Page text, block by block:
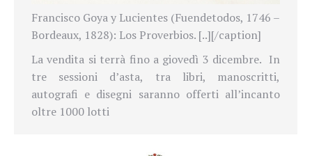
Francisco Goya y Lucientes (Fuendetodos, 1746 –
Bordeaux, 1828): Los Proverbios. [..][/caption]
La vendita si terrà fino a giovedì 3 dicembre. In
tre sessioni d’asta, tra libri, manoscritti,
autografi e disegni saranno offerti all’incanto
oltre 1000 lotti